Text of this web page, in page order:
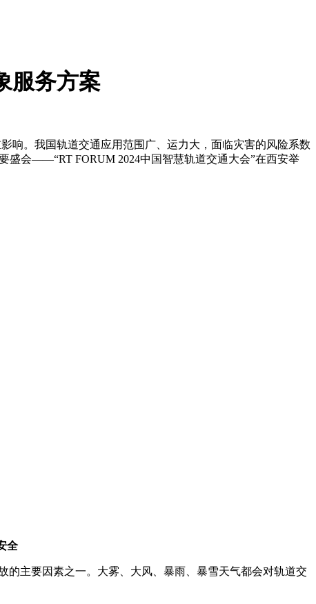
服务方案
响。我国轨道交通应用范围广、运力大，面临灾害的风险系数
盛会——“RT FORUM 2024中国智慧轨道交通大会”在西安举
全
的主要因素之一。大雾、大风、暴雨、暴雪天气都会对轨道交